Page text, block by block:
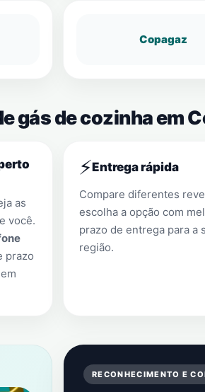
Copagaz
gás de cozinha em
as
você.
prazo
⚡Entrega rápida
Compare diferentes
escolha a opção com
prazo de entrega para a
região.
RECONHECIMENTO E